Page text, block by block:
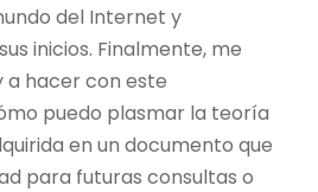
del Internet y
inicios. Finalmente, me
a hacer con este
puedo plasmar la teoría
en un documento que
para futuras consultas o